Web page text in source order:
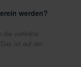
werden?
die verlinkte
ist auf der